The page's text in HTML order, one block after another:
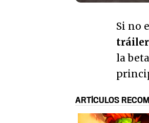
Si no
la
ARTÍCULOS